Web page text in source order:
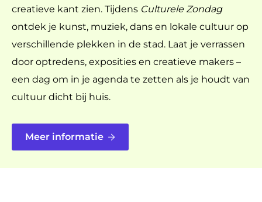
creatieve kant zien. Tijdens Culturele Zondag
ontdek je kunst, muziek, dans en lokale cultuur op
verschillende plekken in de stad. Laat je verrassen
door optredens, exposities en creatieve makers –
een dag om in je agenda te zetten als je houdt van
cultuur dicht bij huis.
Meer informatie